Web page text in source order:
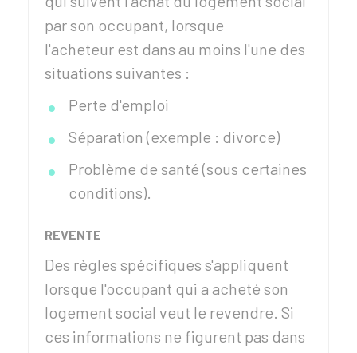
par son occupant, lorsque
l'acheteur est dans au moins l'une des
situations suivantes :
Perte d'emploi
Séparation (exemple : divorce)
Problème de santé (sous certaines
conditions).
REVENTE
Des règles spécifiques s'appliquent
lorsque l'occupant qui a acheté son
logement social veut le revendre. Si
ces informations ne figurent pas dans